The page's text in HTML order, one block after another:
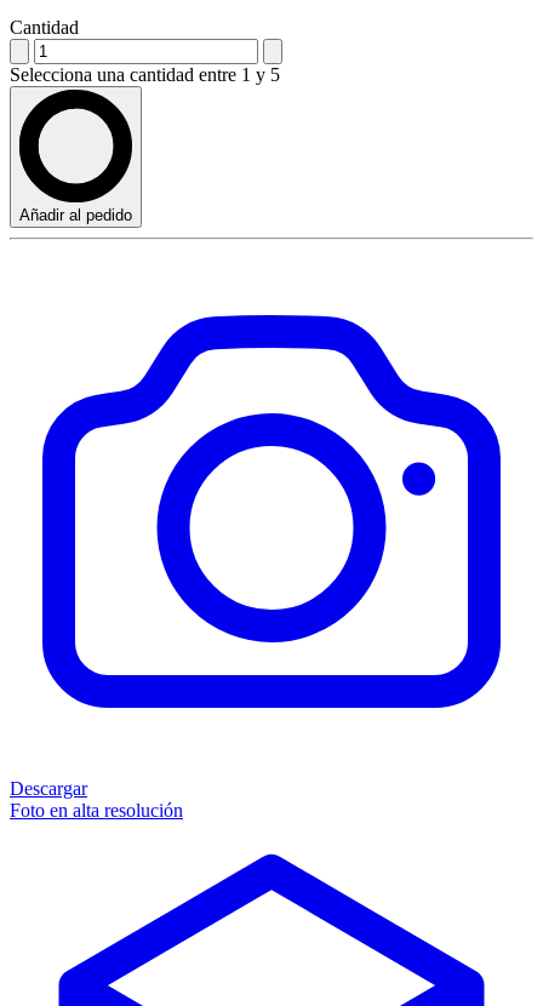
Cantidad
Selecciona una cantidad entre 1 y 5
Añadir al pedido
Descargar
Foto en alta resolución